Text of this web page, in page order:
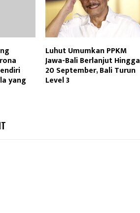
yang
Luhut Umumkan PPKM
Jawa-Bali Berlanjut Hingga
20 September, Bali Turun
Level 3